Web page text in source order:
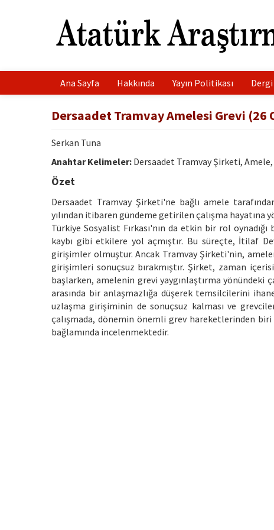
Ana Sayfa Hakkında Yayın Politikası
Dersaadet Tramvay Amelesi Grevi (26
Serkan Tuna
Anahtar Kelimeler: Dersaadet Tramvay Şirketi, Amele,
Özet
Dersaadet Tramvay Şirketi'ne bağlı amele
yılından itibaren gündeme getirilen çalışma
Türkiye Sosyalist Fırkası'nın da etkin bir rol
kaybı gibi etkilere yol açmıştır. Bu süreçte, İtilaf
girişimler olmuştur. Ancak Tramvay Şirketi'nin,
girişimleri sonuçsuz bırakmıştır. Şirket, zaman
başlarken, amelenin grevi yaygınlaştırma yönündeki
arasında bir anlaşmazlığa düşerek temsilcilerini
uzlaşma girişiminin de sonuçsuz kalması ve
çalışmada, dönemin önemli grev hareketlerinden
bağlamında incelenmektedir.